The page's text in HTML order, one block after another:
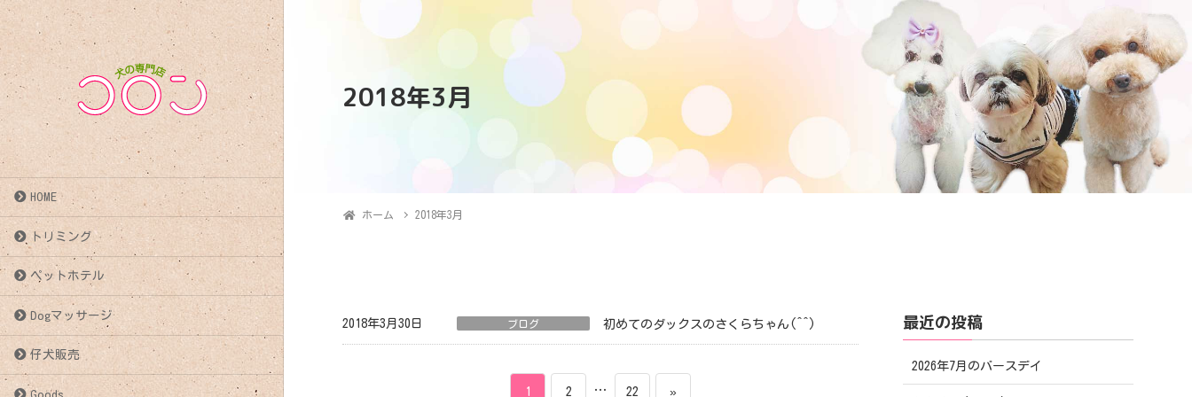
HOME
トリミング
ペットホテル
Dogマッサージ
仔犬販売
Goods
2018年3月
ホーム 2018年3月
2018年3月30日 ブログ 初めてのダックスのさくらちゃん(^^)
ペ
1 ペ
2 … ペ
22 »
最近の投稿
2026年7月のバースデイ